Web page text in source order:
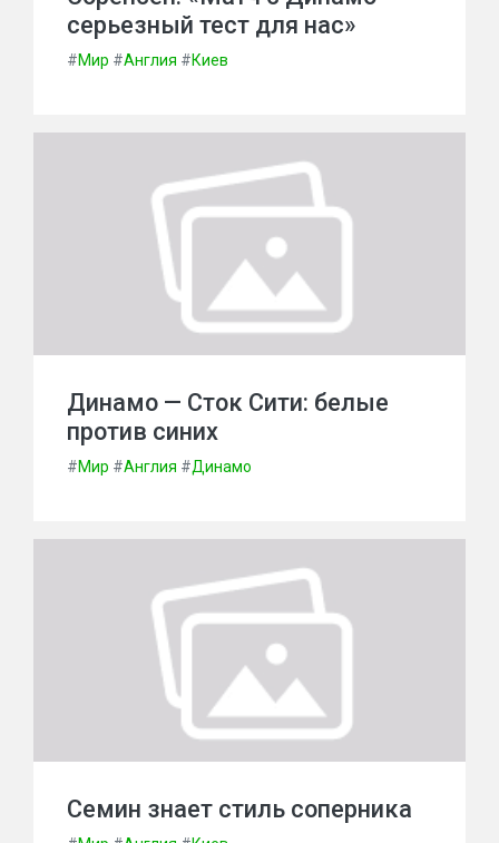
серьезный тест для нас»
#Мир #Англия #Киев
Динамо — Сток Сити: белые
против синих
#Мир #Англия #Динамо
Семин знает стиль соперника